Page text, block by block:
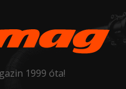
1999 óta!